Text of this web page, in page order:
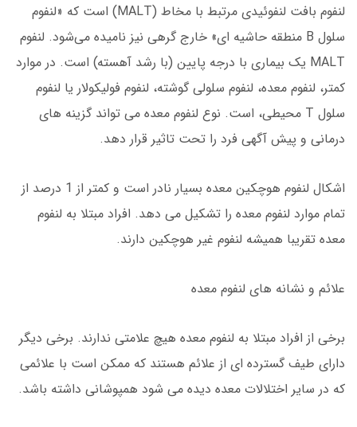
لنفوم بافت لنفوئیدی مرتبط با مخاط (MALT) است که «لنفوم
سلول B منطقه حاشیه ای» خارج گرهی نیز نامیده می‌شود. لنفوم
MALT یک بیماری با درجه پایین (با رشد آهسته) است. در موارد
کمتر، لنفوم معده، لنفوم سلولی گوشته، لنفوم فولیکولار یا لنفوم
سلول T محیطی، است. نوع لنفوم معده می تواند گزینه های
درمانی و پیش آگهی فرد را تحت تاثیر قرار دهد.
اشکال لنفوم هوچکین معده بسیار نادر است و کمتر از 1 درصد از
تمام موارد لنفوم معده را تشکیل می دهد. افراد مبتلا به لنفوم
معده تقریبا همیشه لنفوم غیر هوچکین دارند.
علائم و نشانه های لنفوم معده
برخی از افراد مبتلا به لنفوم معده هیچ علامتی ندارند. برخی دیگر
دارای طیف گسترده ای از علائم هستند که ممکن است با علائمی
که در سایر اختلالات معده دیده می شود همپوشانی داشته باشد.